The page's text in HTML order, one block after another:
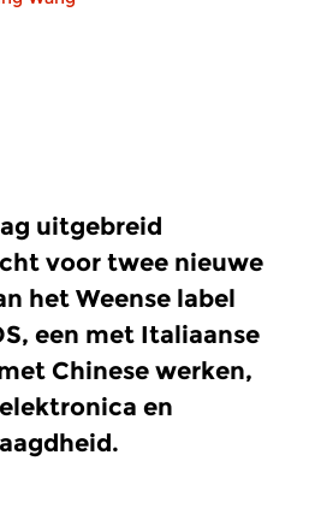
uitgebreid
voor twee nieuwe
het Weense label
een met Italiaanse
Chinese werken,
en